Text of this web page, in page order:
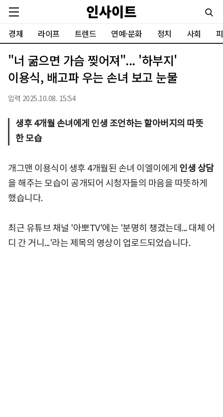
경제 라이프 트렌드 연예·문화 정치 사회
"너 굶으면 가슴 찢어져"... '하부지'
이용식, 배고파 우는 손녀 보고 눈물
입력 2025.10.08. 15:54
생후 4개월 손녀에게 인생 조언하는 할아버지의 따뜻
한 모습
개그맨 이용식이 생후 4개월된 손녀 이엘이에게 인생 상담
을 해주는 모습이 공개되어 시청자들의 마음을 따뜻하게
했습니다.
최근 유튜브 채널 '아뽀TV'에는 '분명히 챙겼는데... 대체 어
디 간 거니...'라는 제목의 영상이 업로드되었습니다.